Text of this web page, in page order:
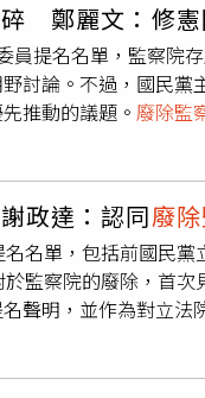
鄭麗文：修憲
員提名名單，監察院
野討論。不過，國民
推動的議題。 廢除監
高門檻。由於涉及
稱政治工程中的「大
批評提名名單政治色
人事案，先凍結監察
鄭麗文表示，黨內確實
但她坦言，修憲門
政達：認同廢
名單，包括前國民
於監察院的廢除，首
聲明，並作為對立法
與指教，經過審慎
察委員提名徵詢時，